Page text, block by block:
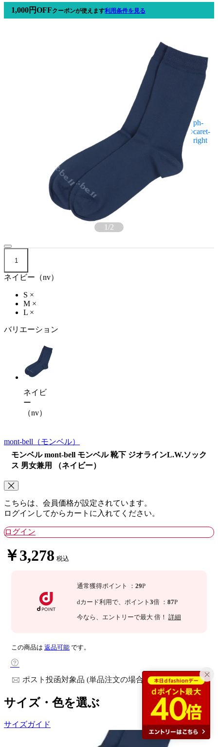
1,000円OFFクーポンが使えます利用条件を見る
1/2
1
ネイビー（nv）
S ×
M ×
L ×
バリエーション
ネイビ
ー
（nv）
mont-bell （モンベル）
モンベル mont-bell モンベル 靴下 ジオラインL.W.ソック
ス 男女兼用 （ネイビー）
こちらは、会員価格が設定されています。
ログインしてからカートに入れてください。
ログイン
￥3,278 税込
通常獲得ポイント ： 29P
dカード利用で、 ポイント 3倍 ： 87P
今なら 、エントリーで最大 倍！ 詳細
この商品は 返品可能 です。
ポスト投函対象品 (単品注文の場合)
サイズ・色を選ぶ
サイズガイド